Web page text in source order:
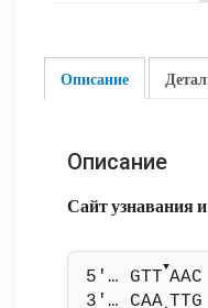
Описание
Описание
Сайт узнавания
5'… GTT
▼
3'… CAA